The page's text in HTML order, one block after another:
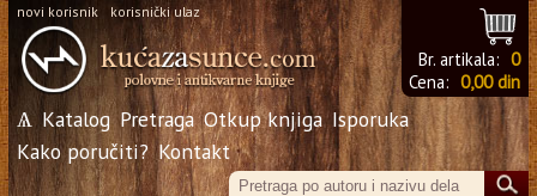
novi korisnik korisnički ulaz
Br. artikala: 0
Cena: 0,00 din
Ѧ Katalog Pretraga Otkup knjiga Isporuka
Kako poručiti? Kontakt